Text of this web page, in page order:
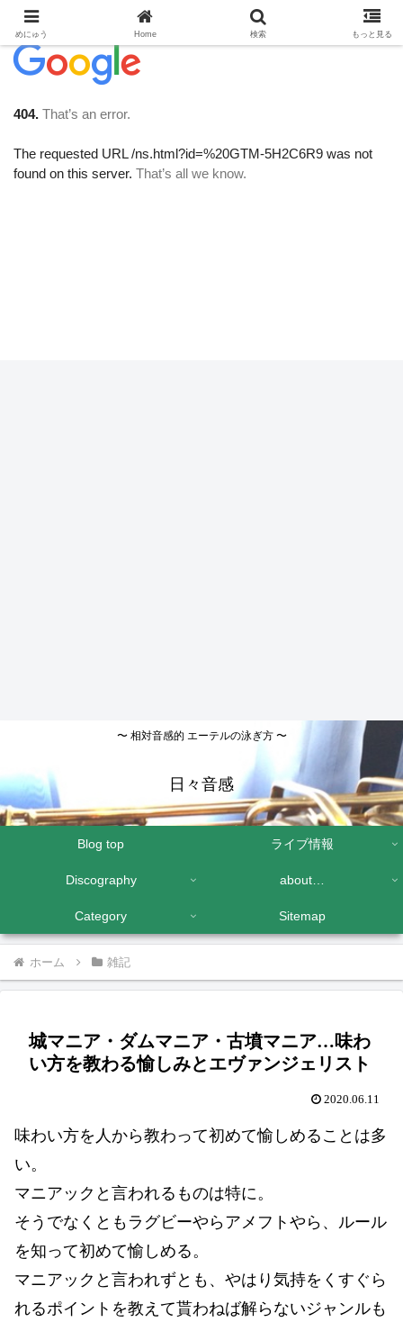
〜 相対音感的 エーテルの泳ぎ方 〜
日々音感
Blog top ライブ情報
Discography about…
Category Sitemap
ホーム 雑記
城マニア・ダムマニア・古墳マニア…味わ
い方を教わる愉しみとエヴァンジェリスト
2020.06.11
味わい方を人から教わって初めて愉しめることは多
い。
マニアックと言われるものは特に。
そうでなくともラグビーやらアメフトやら、ルール
を知って初めて愉しめる。
マニアックと言われずとも、やはり気持をくすぐら
れるポイントを教えて貰わねば解らないジャンルも
めにゅう Home 検索 もっと見る